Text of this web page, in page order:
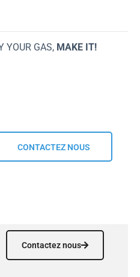
YOUR GAS, MAKE IT!
CONTACTEZ NOUS
Contactez nous